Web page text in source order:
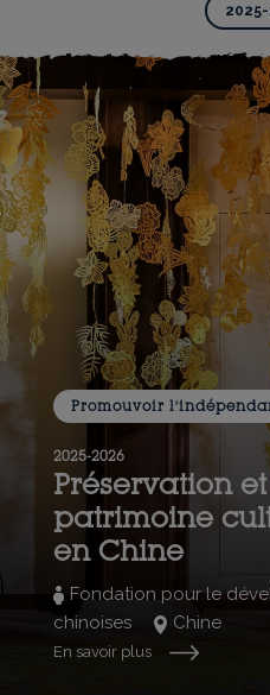
Promouvoir
2025-2026
Préservation
patrimoine
en Chine
Fondation pour le
chinoises
Chine
En savoir plus